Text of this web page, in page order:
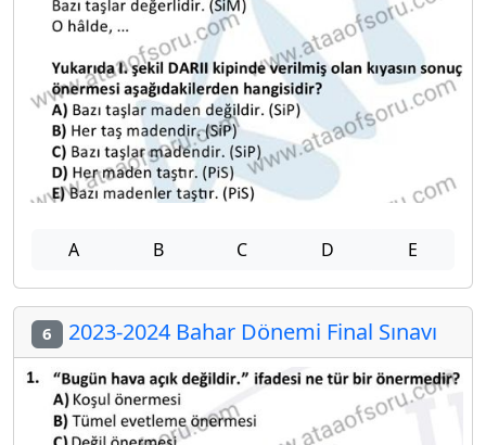
A B C D E
6 2023-2024 Bahar Dönemi Final Sınavı